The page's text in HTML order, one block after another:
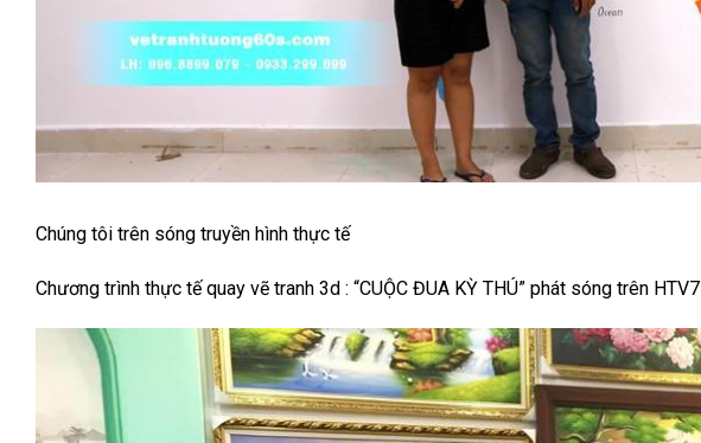
Chúng tôi trên sóng truyền hình thực tế
Chương trình thực tế quay vẽ tranh 3d : “CUỘC ĐUA KỲ THÚ” phát sóng trên HTV7